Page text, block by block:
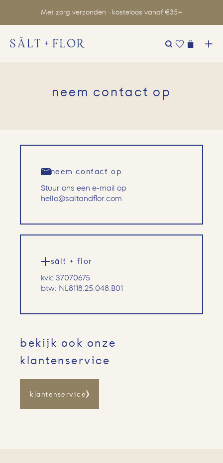
Met zorg verzonden · kosteloos vanaf €35
neem contact op
neem contact op
Stuur ons een e-mail op
hello@saltandflor.com
sâlt + flor
kvk: 37070675
btw: NL8118.25.048.B01
bekijk ook onze
klantenservice
klantenservice